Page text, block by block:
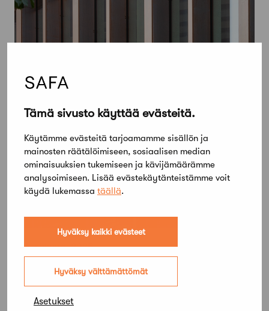
Tämä sivusto käyttää evästeitä.
Käytämme evästeitä tarjoamamme sisällön ja
mainosten räätälöimiseen, sosiaalisen median
ominaisuuksien tukemiseen ja kävijämäärämme
analysoimiseen. Lisää evästekäytänteistämme voit
käydä lukemassa täällä.
Hyväksy kaikki evästeet
Hyväksy välttämättömät
Asetukset
18 kesäkuun, 2025
Pieniä taloja, suuria tekoja